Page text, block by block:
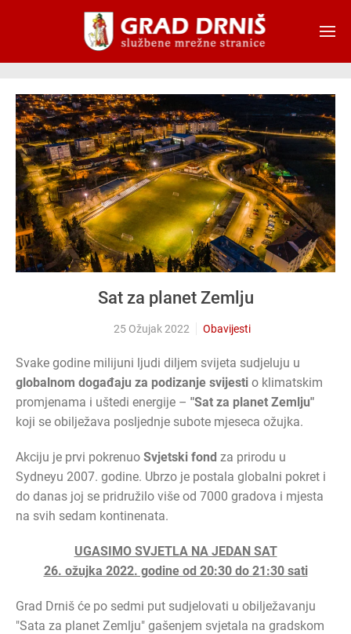
Skip to main content
Sat za planet Zemlju
25 Ožujak 2022 Obavijesti
Svake godine milijuni ljudi diljem svijeta sudjeluju u
globalnom događaju za podizanje svijesti o klimatskim
promjenama i uštedi energije – "Sat za planet Zemlju"
koji se obilježava posljednje subote mjeseca ožujka.
Akciju je prvi pokrenuo Svjetski fond za prirodu u
Sydneyu 2007. godine. Ubrzo je postala globalni pokret i
do danas joj se pridružilo više od 7000 gradova i mjesta
na svih sedam kontinenata.
UGASIMO SVJETLA NA JEDAN SAT
26. ožujka 2022. godine od 20:30 do 21:30 sati
Grad Drniš će po sedmi put sudjelovati u obilježavanju
"Sata za planet Zemlju" gašenjem svjetala na gradskom